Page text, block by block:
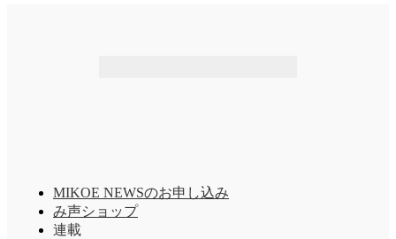
MIKOE NEWSのお申し込み
み声ショップ
連載